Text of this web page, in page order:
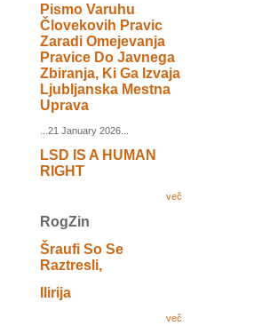
Pismo Varuhu
Človekovih Pravic
Zaradi Omejevanja
Pravice Do Javnega
Zbiranja, Ki Ga Izvaja
Ljubljanska Mestna
Uprava
...21 January 2026...
LSD IS A HUMAN
RIGHT
več
RogZin
Šraufi So Se
Raztresli,
Ilirija
več